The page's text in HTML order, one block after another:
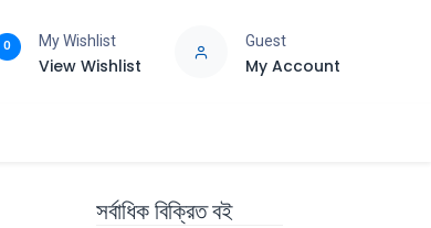
0 My Wishlist
View Wishlist
Guest
My Account
সর্বাধিক বিক্রিত বই